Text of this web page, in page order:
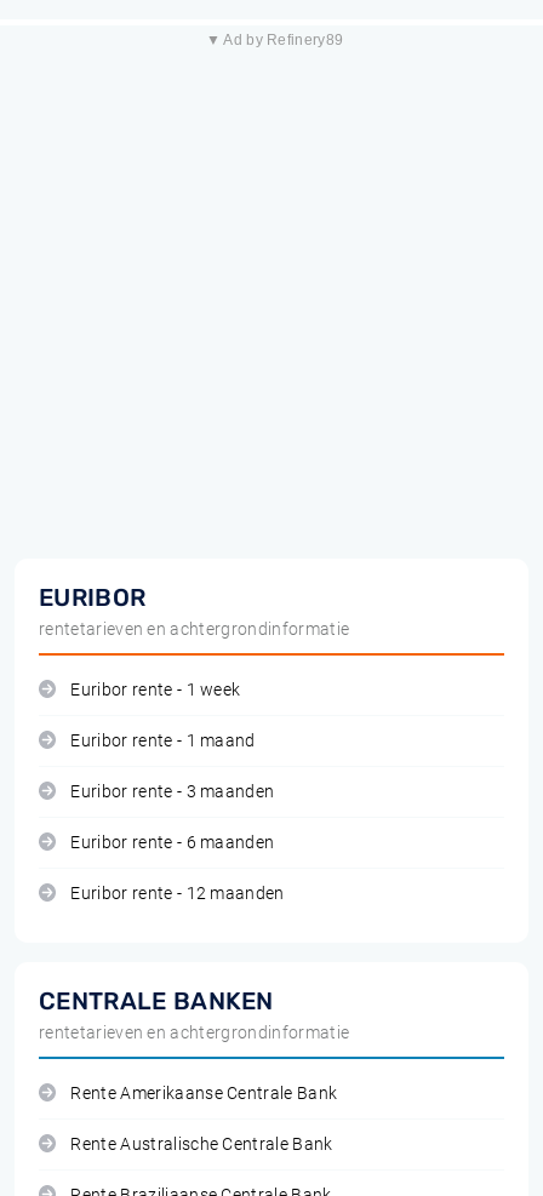
▼ Ad by Refinery89
EURIBOR
rentetarieven en achtergrondinformatie
Euribor rente - 1 week
Euribor rente - 1 maand
Euribor rente - 3 maanden
Euribor rente - 6 maanden
Euribor rente - 12 maanden
CENTRALE BANKEN
rentetarieven en achtergrondinformatie
Rente Amerikaanse Centrale Bank
Rente Australische Centrale Bank